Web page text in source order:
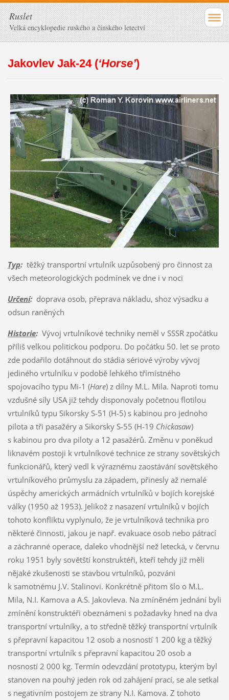
Ruslet
Velká encyklopedie ruského a čínského letectví
Jakovlev Jak-24 (‘Horse’)
Typ:těžký transportní vrtulník uzpůsobený pro činnost za
všech meteorologických podmínek ve dne i v noci
Určení:doprava osob, přeprava nákladu, shoz výsadku a
odsun raněných
Historie:Vývoj vrtulníkové techniky neměl v SSSR zpočátku
příliš velkou politickou podporu. Do počátku 50. let se proto
zde podařilo dotáhnout do stádia sériové výroby vývoj
jediného vrtulníku v podobě lehkého třímístného
spojovacího typu Mi-1 (Hare) z dílny M.L. Mila. Naproti tomu
vzdušné síly USA již tehdy disponovaly početnou flotilou
vrtulníků typu Sikorsky S-51 (H-5) s kabinou pro jednoho
pilota a tři pasažéry a Sikorsky S-55 (H-19 Chickasaw)
s kabinou pro dva piloty a 12 pasažérů. Změnu v poněkud
liknavém postoji k vrtulníkové technice ze strany sovětských
funkcionářů, který vedl k výraznému zaostávání sovětského
vrtulníkového průmyslu za západem, přinesly až nemalé
úspěchy amerických armádních vrtulníků v bojích korejské
války (1950 až 1953). Jelikož z nasazení vrtulníků v bojích
tohoto konfliktu vyplynulo, že je vrtulníková technika pro
některé činnosti, jakou je např. evakuace osob nebo pátrací
a záchranné operace, daleko vhodnější než letecká, v červnu
roku 1951 byly sovětští konstruktéři, kteří tehdy již měli
nějaké zkušenosti se stavbou vrtulníků, pozváni
k samotnému J.V. Stalinovi. Konkrétně přitom šlo o M.L.
Mila, N.I. Kamova a A.S. Jakovleva. Na zmíněném jednání byli
zmínění konstruktéři obeznámeni s požadavky hned na dva
transportní vrtulníky, a to středně těžký transportní vrtulník
s přepravní kapacitou 12 osob a nosností 1 200 kg a těžký
transportní vrtulník s přepravní kapacitou 20 osob a
nosností 2 000 kg. Termín odevzdání prototypu, kterým byl
stanoven na pouhý jeden rok od zahájení prací, se ale setkal
s negativním postojem ze strany N.I. Kamova. Z tohoto